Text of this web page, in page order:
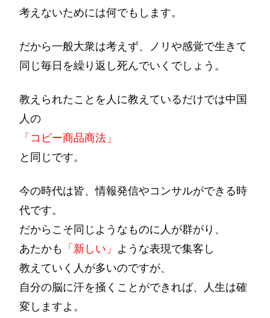
考えないためには何でもします。
だから一般大衆は考えず、ノリや感覚で生きて
同じ毎日を繰り返し死んでいくでしょう。
教えられたことを人に教えているだけでは中国
人の
「コピー商品商法」
と同じです。
今の時代は皆、情報発信やコンサルができる時
代です。
だからこそ同じようなものに人が群がり、
あたかも 「新しい」 ような表現で集客し
教えていく人が多いのですが、
自分の脳に汗を掻くことができれば、人生は確
変しますよ。